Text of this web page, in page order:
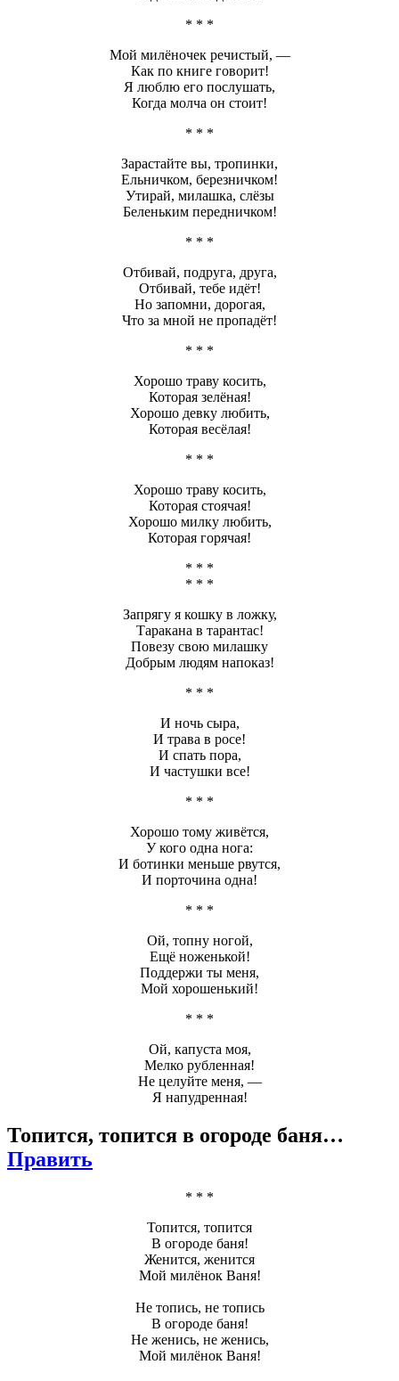
* * *
Мой милёночек речистый, —
Как по книге говорит!
Я люблю его послушать,
Когда молча он стоит!
* * *
Зарастайте вы, тропинки,
Ельничком, березничком!
Утирай, милашка, слёзы
Беленьким передничком!
* * *
Отбивай, подруга, друга,
Отбивай, тебе идёт!
Но запомни, дорогая,
Что за мной не пропадёт!
* * *
Хорошо траву косить,
Которая зелёная!
Хорошо девку любить,
Которая весёлая!
* * *
Хорошо траву косить,
Которая стоячая!
Хорошо милку любить,
Которая горячая!
* * *
* * *
Запрягу я кошку в ложку,
Таракана в тарантас!
Повезу свою милашку
Добрым людям напоказ!
* * *
И ночь сыра,
И трава в росе!
И спать пора,
И частушки все!
* * *
Хорошо тому живётся,
У кого одна нога:
И ботинки меньше рвутся,
И порточина одна!
* * *
Ой, топну ногой,
Ещё ноженькой!
Поддержи ты меня,
Мой хорошенький!
* * *
Ой, капуста моя,
Мелко рубленная!
Не целуйте меня, —
Я напудренная!
Топится, топится в огороде баня…
Править
* * *
Топится, топится
В огороде баня!
Женится, женится
Мой милёнок Ваня!
Не топись, не топись
В огороде баня!
Не женись, не женись,
Мой милёнок Ваня!